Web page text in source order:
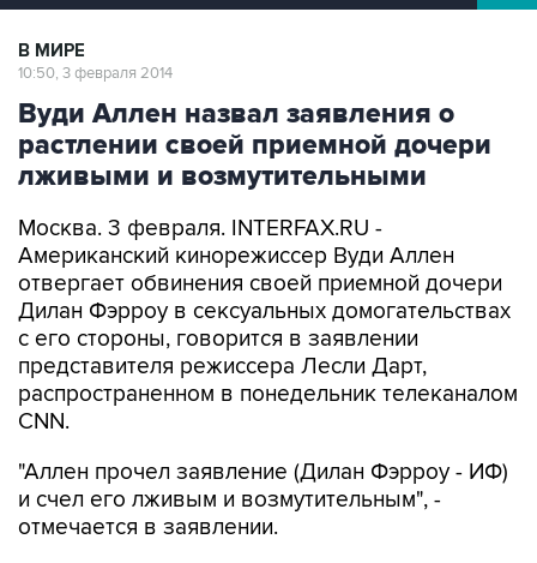
В МИРЕ
10:50, 3 февраля 2014
Вуди Аллен назвал заявления о
растлении своей приемной дочери
лживыми и возмутительными
Москва. 3 февраля. INTERFAX.RU -
Американский кинорежиссер Вуди Аллен
отвергает обвинения своей приемной дочери
Дилан Фэрроу в сексуальных домогательствах
с его стороны, говорится в заявлении
представителя режиссера Лесли Дарт,
распространенном в понедельник телеканалом
CNN.
"Аллен прочел заявление (Дилан Фэрроу - ИФ)
и счел его лживым и возмутительным", -
отмечается в заявлении.